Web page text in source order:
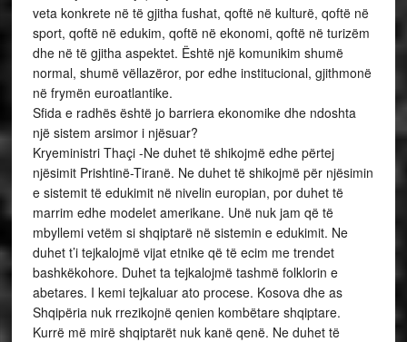
veta konkrete në të gjitha fushat, qoftë në kulturë, qoftë në
sport, qoftë në edukim, qoftë në ekonomi, qoftë në turizëm
dhe në të gjitha aspektet. Është një komunikim shumë
normal, shumë vëllazëror, por edhe institucional, gjithmonë
në frymën euroatlantike.
Sfida e radhës është jo barriera ekonomike dhe ndoshta
një sistem arsimor i njësuar?
Kryeministri Thaçi -Ne duhet të shikojmë edhe përtej
njësimit Prishtinë-Tiranë. Ne duhet të shikojmë për njësimin
e sistemit të edukimit në nivelin europian, por duhet të
marrim edhe modelet amerikane. Unë nuk jam që të
mbyllemi vetëm si shqiptarë në sistemin e edukimit. Ne
duhet t’i tejkalojmë vijat etnike që të ecim me trendet
bashkëkohore. Duhet ta tejkalojmë tashmë folklorin e
abetares. I kemi tejkaluar ato procese. Kosova dhe as
Shqipëria nuk rrezikojnë qenien kombëtare shqiptare.
Kurrë më mirë shqiptarët nuk kanë qenë. Ne duhet të